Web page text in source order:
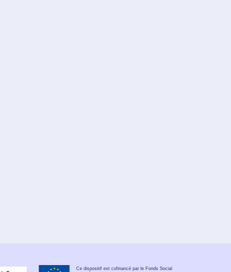
Ce dispositif est cofinancé par le Fonds Social